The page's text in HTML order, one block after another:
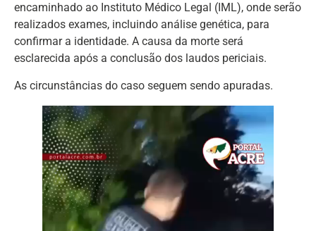
encaminhado ao Instituto Médico Legal (IML), onde serão
realizados exames, incluindo análise genética, para
confirmar a identidade. A causa da morte será
esclarecida após a conclusão dos laudos periciais.
As circunstâncias do caso seguem sendo apuradas.